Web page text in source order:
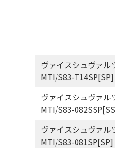
ヴァイスシュヴァ
MTI/S83-
ヴァイスシュヴァ
MTI/S83-
ヴァイスシュヴァ
MTI/S83-